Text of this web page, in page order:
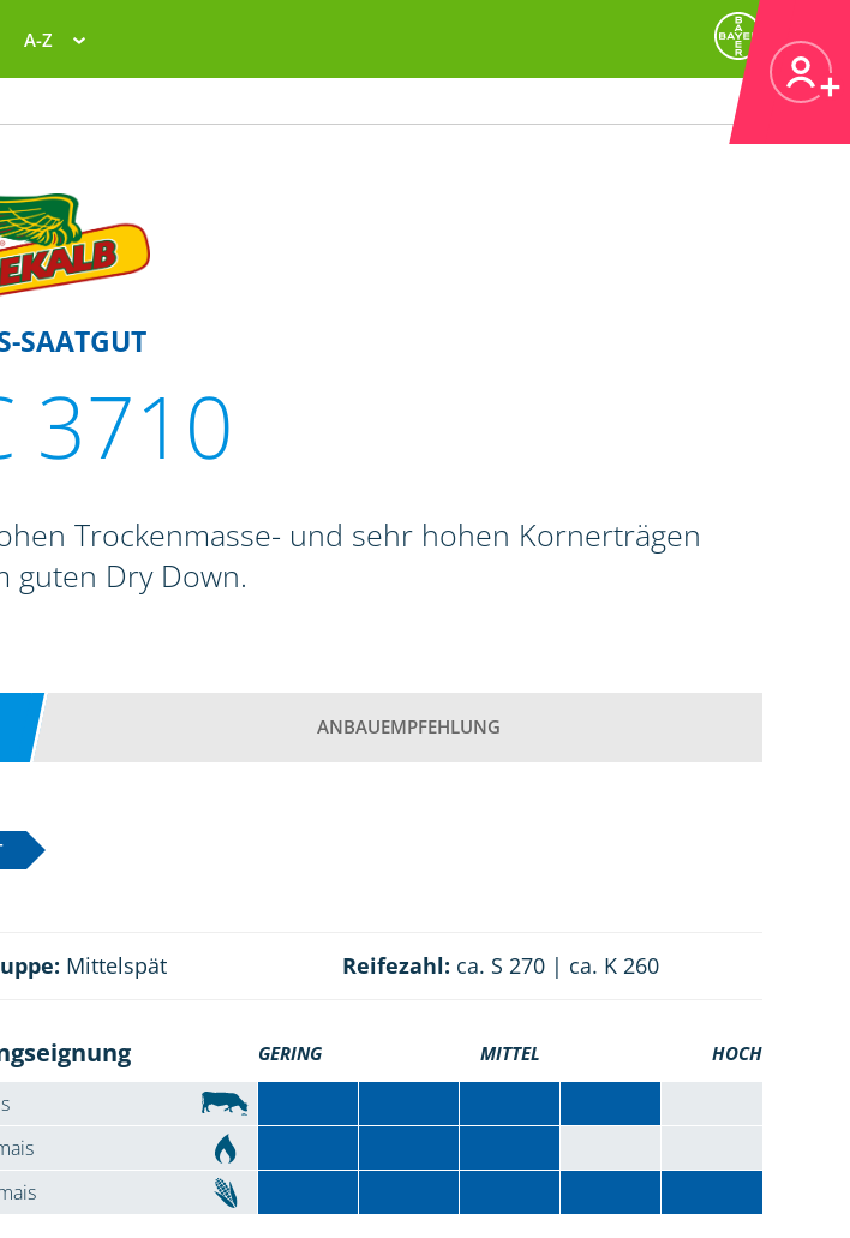
A-Z
SAATGUT
3710
Trockenmasse- und sehr hohen Kornerträgen
guten Dry Down.
ANBAUEMPFEHLUNG
Mittelspät Reifezahl: ca. S 270 | ca. K 260
GERING MITTEL HOCH